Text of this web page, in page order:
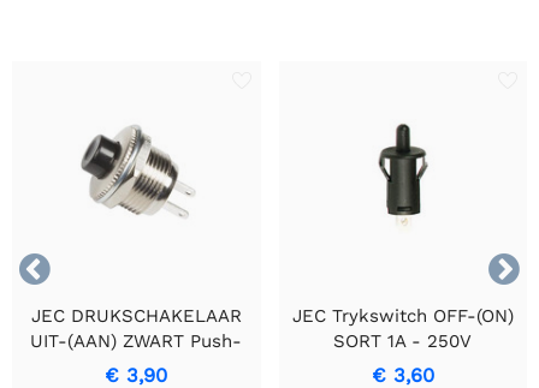


JEC DRUKSCHAKELAAR
UIT-(AAN) ZWART Push-
Button Switch
€ 3,90
JEC Trykswitch OFF-(ON)
SORT 1A - 250V
€ 3,60